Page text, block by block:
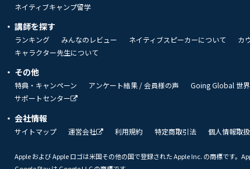
ネイティブキャンプ留学
講師を探す
ランキング みんなのレビュー ネイティブスピーカーについて
カ
キャラクター先生について
その他
特典・キャンペーン アンケート結果 / 会員様の声
Going Global 世
サポートセンター
会社情報
サイトマップ 運営会社 利用規約 特定商取引法 個人情報取
Apple および Apple ロゴは米国その他の国で登録された Apple Inc. の商標です。